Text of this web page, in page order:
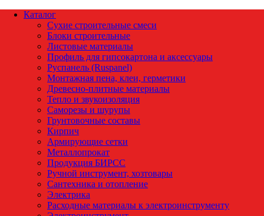
Каталог
Сухие строительные смеси
Блоки строительные
Листовые материалы
Профиль для гипсокартона и аксессуары
Руспанель (Ruspanel)
Монтажная пена, клеи, герметики
Древесно-плитные материалы
Тепло и звукоизоляция
Саморезы и шурупы
Грунтовочные составы
Кирпич
Армирующие сетки
Металлопрокат
Продукция БИРСС
Ручной инструмент, хозтовары
Сантехника и отопление
Электрика
Расходные материалы к электроинструменту